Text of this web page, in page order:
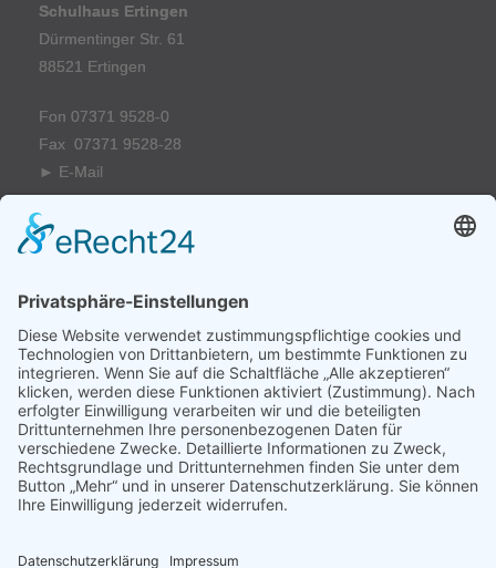
Schulhaus Ertingen
Dürmentinger Str. 61
88521 Ertingen
Fon 07371 9528-0
Fax 07371 9528-28
► E-Mail
Schulhaus Herbertingen
88518 Herbertingen
Fon 07586 920881
Fax 07586 9208968
►E-Mail